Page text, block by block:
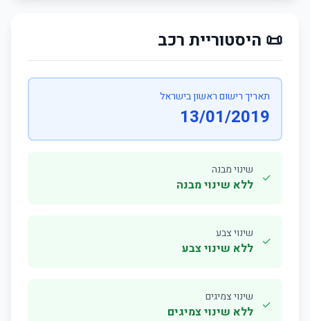
📜 היסטוריית רכב
תאריך רישום ראשון בישראל
13/01/2019
✓
שינוי מבנה
ללא שינוי מבנה
✓
שינוי צבע
ללא שינוי צבע
✓
שינוי צמיגים
ללא שינוי צמיגים